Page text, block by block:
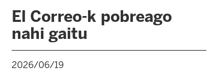
El Correo-k pobreago
nahi gaitu
2026/06/19